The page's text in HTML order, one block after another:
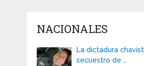
NACIONALES
La dictadura
secuestro de …